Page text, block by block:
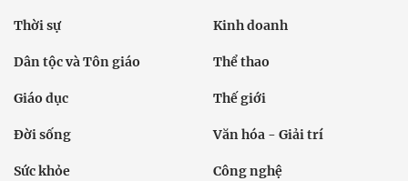
Thời sự Kinh doanh
Dân tộc và Tôn giáo Thể thao
Giáo dục Thế giới
Đời sống Văn hóa - Giải trí
Sức khỏe Công nghệ